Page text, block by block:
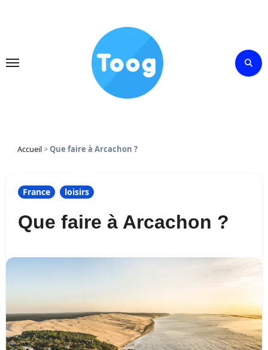
Accueil>Que faire à Arcachon ?
France loisirs
Que faire à Arcachon ?